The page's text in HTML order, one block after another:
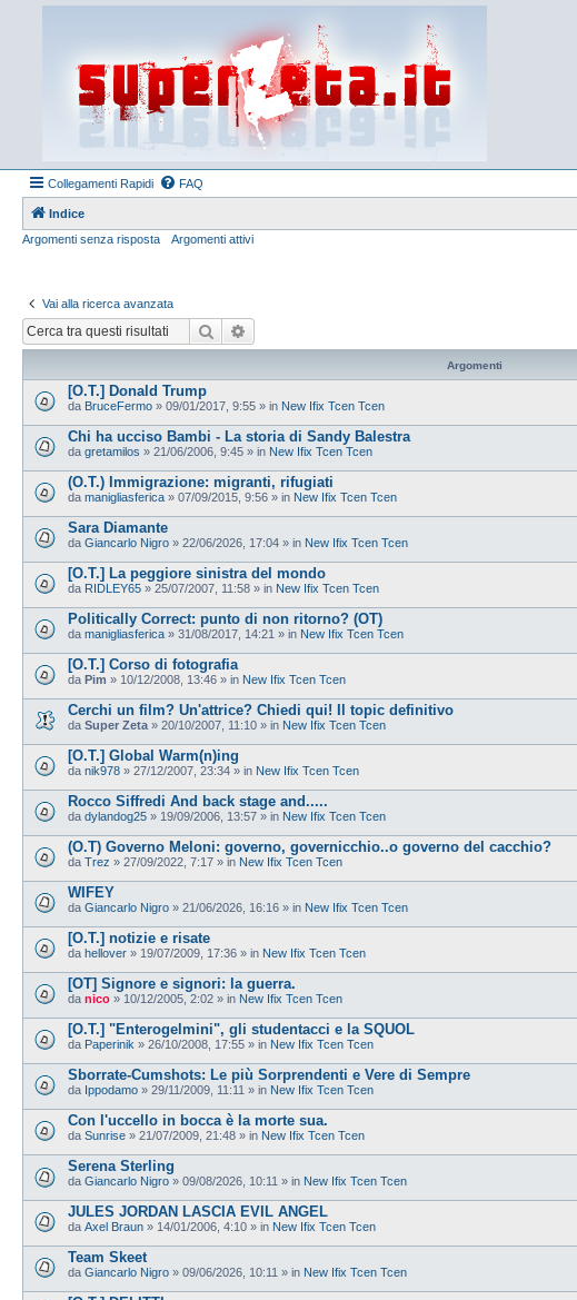
Collegamenti Rapidi FAQ
Indice
Argomenti senza risposta
Argomenti attivi
Vai alla ricerca avanzata
Cerca
Argomenti
[O.T.] Donald Trump
da BruceFermo » 09/01/2017, 9:55 » in New Ifix Tcen Tcen
Chi ha ucciso Bambi - La storia di Sandy Balestra
da gretamilos » 21/06/2006, 9:45 » in New Ifix Tcen Tcen
(O.T.) Immigrazione: migranti, rifugiati
da manigliasferica » 07/09/2015, 9:56 » in New Ifix Tcen Tcen
Sara Diamante
da Giancarlo Nigro » 22/06/2026, 17:04 » in New Ifix Tcen Tcen
[O.T.] La peggiore sinistra del mondo
da RIDLEY65 » 25/07/2007, 11:58 » in New Ifix Tcen Tcen
Politically Correct: punto di non ritorno? (OT)
da manigliasferica » 31/08/2017, 14:21 » in New Ifix Tcen Tcen
[O.T.] Corso di fotografia
da Pim » 10/12/2008, 13:46 » in New Ifix Tcen Tcen
Cerchi un film? Un'attrice? Chiedi qui! Il topic definitivo
da Super Zeta » 20/10/2007, 11:10 » in New Ifix Tcen Tcen
[O.T.] Global Warm(n)ing
da nik978 » 27/12/2007, 23:34 » in New Ifix Tcen Tcen
Rocco Siffredi And back stage and.....
da dylandog25 » 19/09/2006, 13:57 » in New Ifix Tcen Tcen
(O.T) Governo Meloni: governo, governicchio..o governo del cacchio?
da Trez » 27/09/2022, 7:17 » in New Ifix Tcen Tcen
WIFEY
da Giancarlo Nigro » 21/06/2026, 16:16 » in New Ifix Tcen Tcen
[O.T.] notizie e risate
da hellover » 19/07/2009, 17:36 » in New Ifix Tcen Tcen
[OT] Signore e signori: la guerra.
da nico » 10/12/2005, 2:02 » in New Ifix Tcen Tcen
[O.T.] "Enterogelmini", gli studentacci e la SQUOL
da Paperinik » 26/10/2008, 17:55 » in New Ifix Tcen Tcen
Sborrate-Cumshots: Le più Sorprendenti e Vere di Sempre
da Ippodamo » 29/11/2009, 11:11 » in New Ifix Tcen Tcen
Con l'uccello in bocca è la morte sua.
da Sunrise » 21/07/2009, 21:48 » in New Ifix Tcen Tcen
Serena Sterling
da Giancarlo Nigro » 09/08/2026, 10:11 » in New Ifix Tcen Tcen
JULES JORDAN LASCIA EVIL ANGEL
da Axel Braun » 14/01/2006, 4:10 » in New Ifix Tcen Tcen
Team Skeet
da Giancarlo Nigro » 09/06/2026, 10:11 » in New Ifix Tcen Tcen